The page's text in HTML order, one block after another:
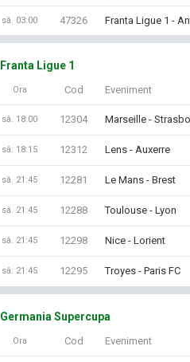
sâ. 03:00 47326 Franta Ligue 1 -
Franta Ligue 1
Ora Cod Eveniment
sâ. 18:00 12304 Marseille -
sâ. 18:15 12312 Lens - Auxerre
sâ. 21:45 12281 Le Mans - Brest
sâ. 21:45 12288 Toulouse - Lyon
sâ. 21:45 12298 Nice - Lorient
sâ. 21:45 12295 Troyes - Paris FC
Germania Supercupa
Ora Cod Eveniment